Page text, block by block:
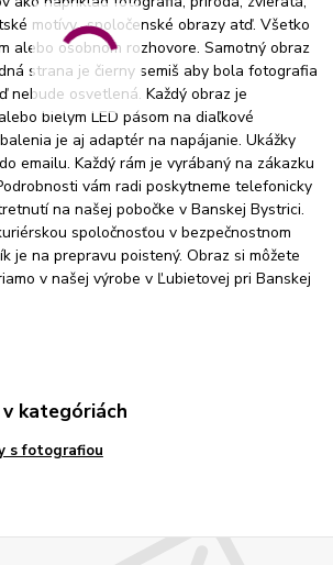
motívy,, spoločenské obrazy atď. Všetko
alebo osobnom rozhovore. Samotný obraz
strana je čierny semiš aby bola fotografia
nebude osvetlená. Každý obraz je
bielym LED pásom na diaľkové
je aj adaptér na napájanie. Ukážky
emailu. Každý rám je vyrábaný na zákazku
vám radi poskytneme telefonicky
na našej pobočke v Banskej Bystrici.
spoločnosťou v bezpečnostnom
je na prepravu poistený. Obraz si môžete
v našej výrobe v Ľubietovej pri Banskej
kategóriách
s fotografiou